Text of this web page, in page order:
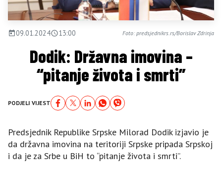
09.01.2024 13:00 Foto: predsjednikrs.rs/Borislav Zdrinja
Dodik: Državna imovina –
“pitanje života i smrti”
PODJELI VIJEST
Predsjednik Republike Srpske Milorad Dodik izjavio je
da državna imovina na teritoriji Srpske pripada Srpskoj
i da je za Srbe u BiH to “pitanje života i smrti”.